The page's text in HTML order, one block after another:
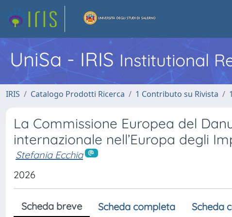
UniSa - IRIS Institutional
IRIS Catalogo Prodotti Ricerca 1 Contributo su Rivista
La Commissione Europea del
internazionale nell’Europa degli
Stefania Ecchia
2026
Scheda breve Scheda completa Scheda